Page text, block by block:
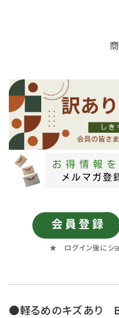
★ ログイン後にショ
●軽るめのキズあり